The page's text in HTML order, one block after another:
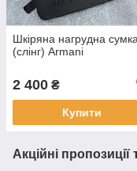
Шкіряна нагрудна сумка
(слінг) Armani
2 400 ₴
Купити
Акційні